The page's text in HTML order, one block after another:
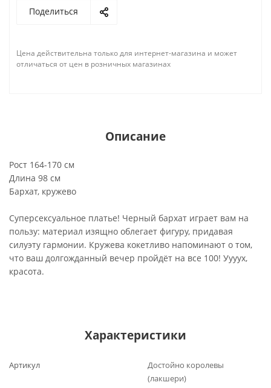
Поделиться
Цена действительна только для интернет-магазина и может
отличаться от цен в розничных магазинах
Описание
Рост 164-170 см
Длина 98 см
Бархат, кружево
Суперсексуальное платье! Черный бархат играет вам на
пользу: материал изящно облегает фигуру, придавая
силуэту гармонии. Кружева кокетливо напоминают о том,
что ваш долгожданный вечер пройдёт на все 100! Уууух,
красота.
Характеристики
Артикул
Достойно королевы
(лакшери)